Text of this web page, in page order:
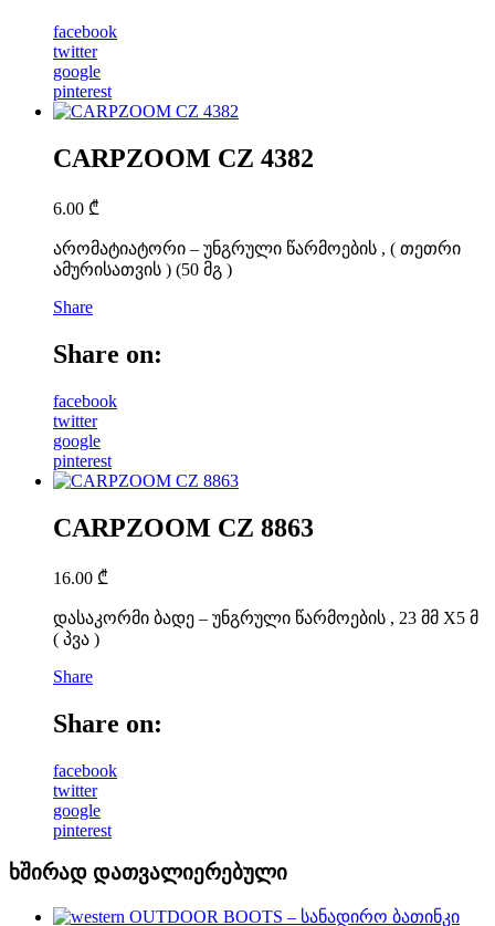
facebook
twitter
google
pinterest
CARPZOOM CZ 4382
6.00 ₾
არომატიატორი – უნგრული წარმოების , ( თეთრი
ამურისათვის ) (50 მგ )
Share
Share on:
facebook
twitter
google
pinterest
CARPZOOM CZ 8863
16.00 ₾
დასაკორმი ბადე – უნგრული წარმოების , 23 მმ X5 მ
( პვა )
Share
Share on:
facebook
twitter
google
pinterest
ხშირად დათვალიერებული
OUTDOOR BOOTS – სანადირო ბათინკი